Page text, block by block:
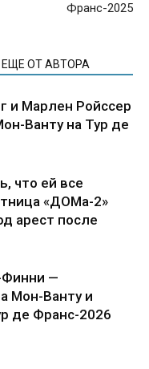
Франс-2025
ЕЩЕ ОТ АВТОРА
и Марлен Ройссер
Ванту на Тур де
что ей все
«ДОМа-2»
арест после
—
Мон-Ванту и
де Франс-2026